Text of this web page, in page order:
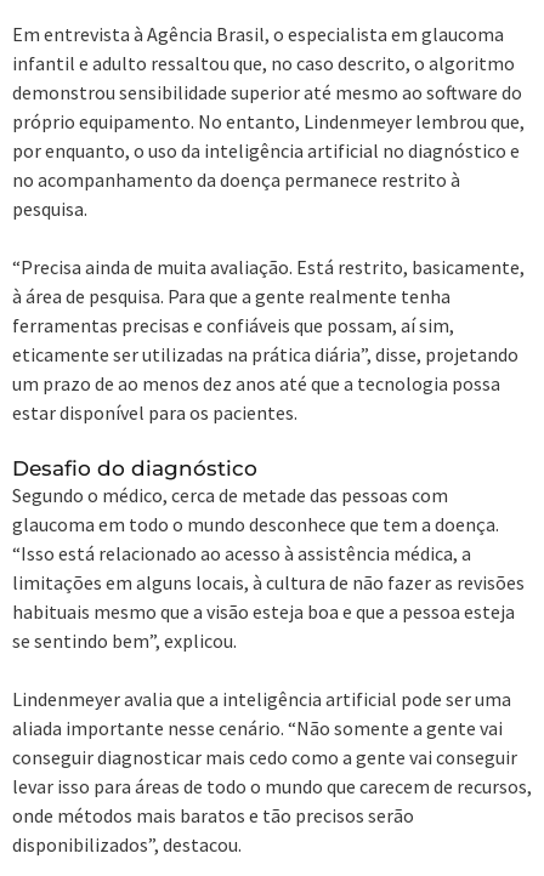
Em entrevista à Agência Brasil, o especialista em glaucoma
infantil e adulto ressaltou que, no caso descrito, o algoritmo
demonstrou sensibilidade superior até mesmo ao software do
próprio equipamento. No entanto, Lindenmeyer lembrou que,
por enquanto, o uso da inteligência artificial no diagnóstico e
no acompanhamento da doença permanece restrito à
pesquisa.
“Precisa ainda de muita avaliação. Está restrito, basicamente,
à área de pesquisa. Para que a gente realmente tenha
ferramentas precisas e confiáveis que possam, aí sim,
eticamente ser utilizadas na prática diária”, disse, projetando
um prazo de ao menos dez anos até que a tecnologia possa
estar disponível para os pacientes.
Desafio do diagnóstico
Segundo o médico, cerca de metade das pessoas com
glaucoma em todo o mundo desconhece que tem a doença.
“Isso está relacionado ao acesso à assistência médica, a
limitações em alguns locais, à cultura de não fazer as revisões
habituais mesmo que a visão esteja boa e que a pessoa esteja
se sentindo bem”, explicou.
Lindenmeyer avalia que a inteligência artificial pode ser uma
aliada importante nesse cenário. “Não somente a gente vai
conseguir diagnosticar mais cedo como a gente vai conseguir
levar isso para áreas de todo o mundo que carecem de recursos,
onde métodos mais baratos e tão precisos serão
disponibilizados”, destacou.